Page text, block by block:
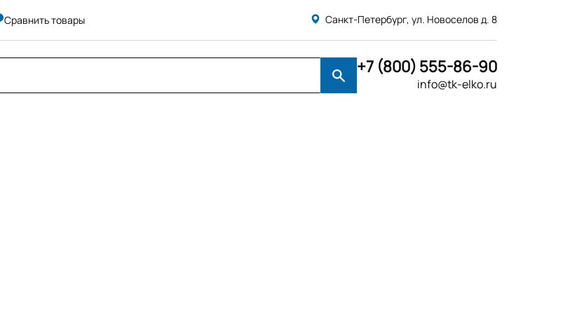
Сравнить товары Санкт-Петербург, ул. Новоселов д. 8
+7 (800) 555-86-90
info@tk-elko.ru